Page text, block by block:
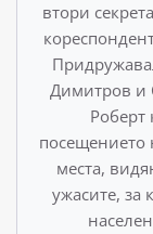
втори
Димитров и
посещението
места,
ужасите, за